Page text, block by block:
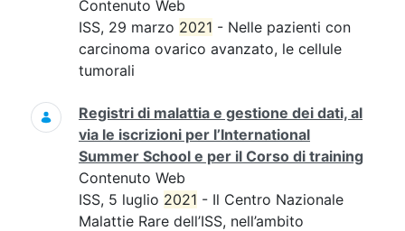
Contenuto Web
ISS, 29 marzo 2021 - Nelle pazienti con
carcinoma ovarico avanzato, le cellule
tumorali
Registri di malattia e gestione dei dati, al
via le iscrizioni per l’International
Summer School e per il Corso di training
Contenuto Web
ISS, 5 luglio 2021 - Il Centro Nazionale
Malattie Rare dell’ISS, nell’ambito